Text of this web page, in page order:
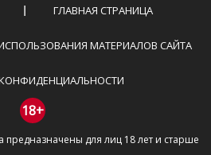
от предмета обсуждения.
в комментарие
и высказывания,
разжигание расовой,
и религиозной розни —
модераторов, они кстати
поверьте.
ГЛАВНАЯ СТРАНИЦА
МАТЕРИАЛОВ САЙТА
18+
предназначены для лиц 18 лет и старше